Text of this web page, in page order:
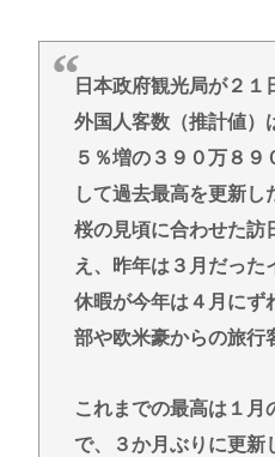
日本政府観光局が２１
外国人客数（推計値）
５％増の３９０万８９
して過去最高を更新し
桜の見頃に合わせた訪
え、昨年は３月だった
休暇が今年は４月にず
部や欧米豪からの旅行
これまでの最高は１月
で、３か月ぶりに更新